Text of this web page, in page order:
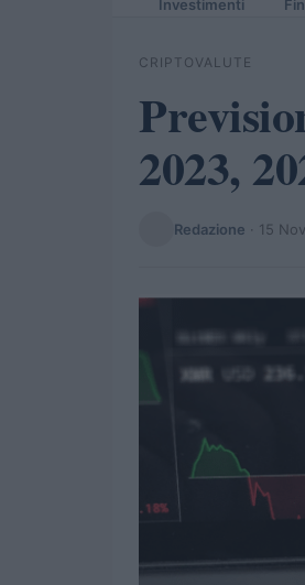
Investimenti
CRIPTOVALUTE
2023,
Redazione · 15